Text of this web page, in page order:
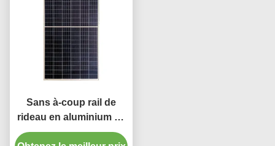
Sans à-coup rail de
rideau en aluminium en
voie 6m de rideau en